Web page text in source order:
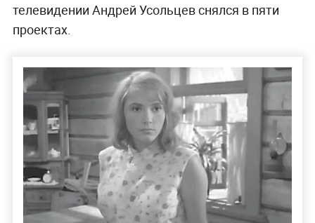
телевидении Андрей Усольцев снялся в пяти
проектах.